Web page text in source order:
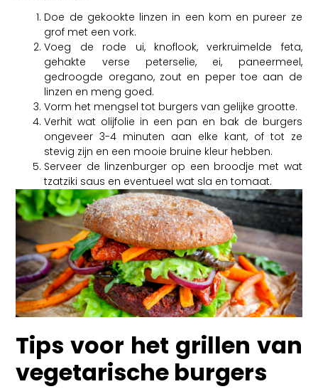
Doe de gekookte linzen in een kom en pureer ze
grof met een vork.
Voeg de rode ui, knoflook, verkruimelde feta,
gehakte verse peterselie, ei, paneermeel,
gedroogde oregano, zout en peper toe aan de
linzen en meng goed.
Vorm het mengsel tot burgers van gelijke grootte.
Verhit wat olijfolie in een pan en bak de burgers
ongeveer 3-4 minuten aan elke kant, of tot ze
stevig zijn en een mooie bruine kleur hebben.
Serveer de linzenburger op een broodje met wat
tzatziki saus en eventueel wat sla en tomaat.
Tips voor het grillen van
vegetarische burgers